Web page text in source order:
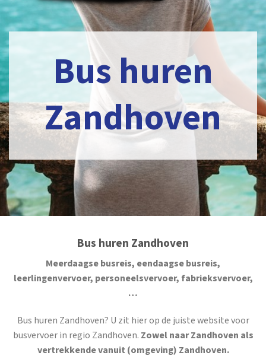
Bus huren
Zandhoven
Bus huren Zandhoven
Meerdaagse busreis, eendaagse busreis,
leerlingenvervoer, personeelsvervoer, fabrieksvervoer,
…
Bus huren Zandhoven? U zit hier op de juiste website voor
busvervoer in regio Zandhoven. Zowel naar Zandhoven als
vertrekkende vanuit (omgeving) Zandhoven.